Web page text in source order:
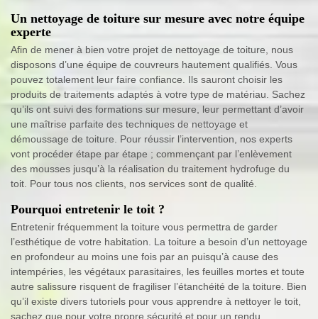
Un nettoyage de toiture sur mesure avec notre équipe
experte
Afin de mener à bien votre projet de nettoyage de toiture, nous
disposons d’une équipe de couvreurs hautement qualifiés. Vous
pouvez totalement leur faire confiance. Ils sauront choisir les
produits de traitements adaptés à votre type de matériau. Sachez
qu’ils ont suivi des formations sur mesure, leur permettant d’avoir
une maîtrise parfaite des techniques de nettoyage et
démoussage de toiture. Pour réussir l’intervention, nos experts
vont procéder étape par étape ; commençant par l’enlèvement
des mousses jusqu’à la réalisation du traitement hydrofuge du
toit. Pour tous nos clients, nos services sont de qualité.
Pourquoi entretenir le toit ?
Entretenir fréquemment la toiture vous permettra de garder
l’esthétique de votre habitation. La toiture a besoin d’un nettoyage
en profondeur au moins une fois par an puisqu’à cause des
intempéries, les végétaux parasitaires, les feuilles mortes et toute
autre salissure risquent de fragiliser l’étanchéité de la toiture. Bien
qu’il existe divers tutoriels pour vous apprendre à nettoyer le toit,
sachez que pour votre propre sécurité et pour un rendu